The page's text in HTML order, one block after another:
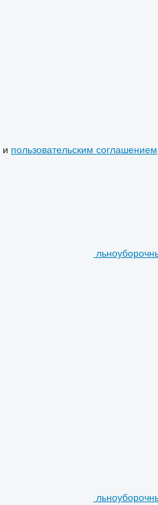
и пользовательским соглашением